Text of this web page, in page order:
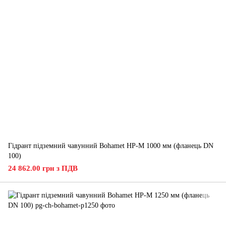
Гідрант підземний чавунний Bohamet HP-M 1000 мм (фланець DN
100)
24 862.00 грн з ПДВ